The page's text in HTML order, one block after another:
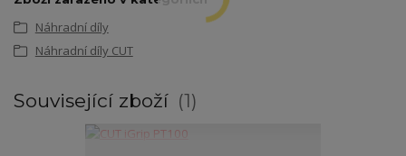
Náhradní díly
Náhradní díly CUT
Související zboží 1